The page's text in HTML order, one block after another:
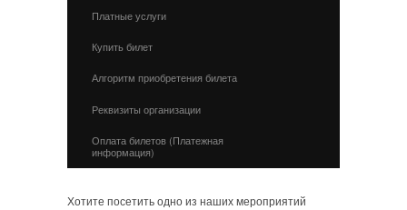
Платные услуги
Купить билет
Алгоритм приобретения билета
Реквизиты организации
Оплата билетов (Платежная
информация)
Хотите посетить одно из наших мероприятий